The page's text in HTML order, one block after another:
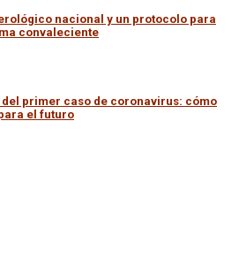
nacional y un protocolo para
convaleciente
primer caso de coronavirus: cómo
el futuro